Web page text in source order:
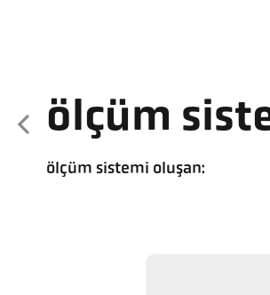
ölçüm
ölçüm sistemi oluşan: